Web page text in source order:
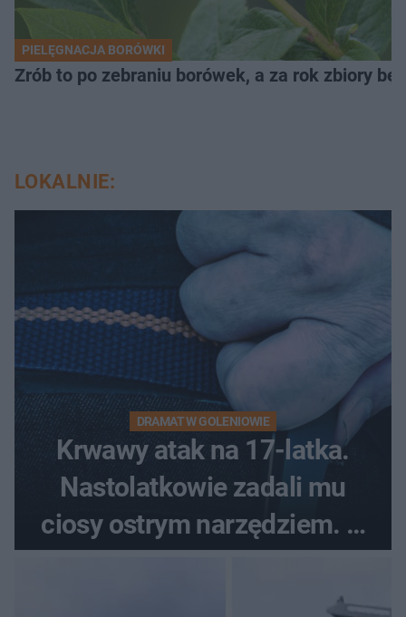
PIELĘGNACJA BORÓWKI
Zrób to po zebraniu borówek, a za rok zbiory
LOKALNIE:
DRAMAT W GOLENIOWIE
Krwawy atak na 17-latka.
Nastolatkowie zadali mu
ciosy ostrym narzędziem. O
ich losach zdecyduje sąd